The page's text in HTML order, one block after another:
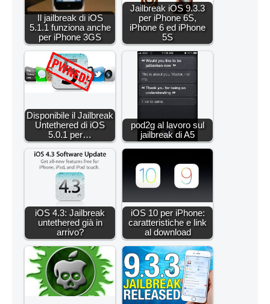
Il jailbreak di iOS
5.1.1 funziona anche
per iPhone 3GS
Jailbreak iOS 9.3.3
per iPhone 6S,
iPhone 6 ed iPhone
5S
Disponibile il Jailbreak
Untethered di iOS
5.0.1 per…
pod2g al lavoro sul
jailbreak di A5
iOS 4.3: Jailbreak
untethered già in
arrivo?
iOS 10 per iPhone:
caratteristiche e link
al download